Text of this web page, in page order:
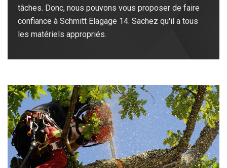
tâches. Donc, nous pouvons vous proposer de faire
confiance à Schmitt Elagage 14. Sachez qu'il a tous
les matériels appropriés.